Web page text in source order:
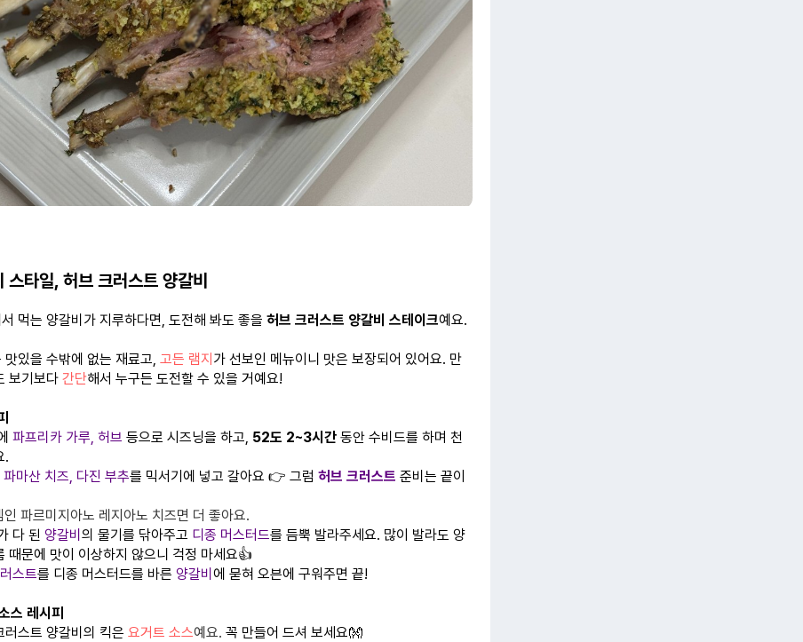
스타일, 허브 크러스트 양갈비
먹는 양갈비가 지루하다면, 도전해 봐도 좋을 허브 크러스트 양갈비 스테이크예요.
맛있을 수밖에 없는 재료고, 고든 램지 가 선보인 메뉴이니 맛은 보장되어 있어요. 만
보기보다 간단해서 누구든 도전할 수 있을 거예요!
파프리카 가루, 허브 등으로 시즈닝을 하고, 52도 2~3시간 동안 수비드를 하며 천
.
파마산 치즈, 다진 부추를 믹서기에 넣고 갈아요 👉 그럼 허브 크러스트 준비는 끝이
인 파르미지아노 레지아노 치즈면 더 좋아요.
다 된 양갈비 의 물기를 닦아주고 디종 머스터드를 듬뿍 발라주세요. 많이 발라도 양
때문에 맛이 이상하지 않으니 걱정 마세요👍
스트를 디종 머스터드를 바른 양갈비 에 묻혀 오븐에 구워주면 끝!
스 레시피
러스트 양갈비의 킥은 요거트 소스예요. 꼭 만들어 드셔 보세요👐